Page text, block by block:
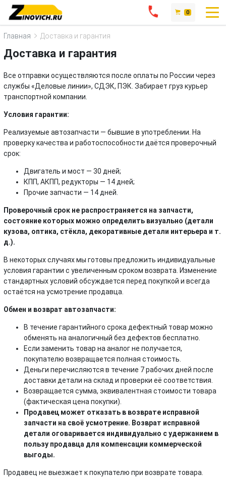
0
Главная Доставка и гарантия
Доставка и гарантия
Все отправки осуществляются после оплаты по России через
службы «Деловые линии», СДЭК, ПЭК. Забирает груз курьер
транспортной компании.
Условия гарантии:
Реализуемые автозапчасти — бывшие в употреблении. На
проверку качества и работоспособности даётся проверочный
срок:
Двигатель и мост — 30 дней;
КПП, АКПП, редукторы — 14 дней;
Прочие запчасти — 14 дней.
Проверочный срок не распространяется на запчасти,
состояние которых можно определить визуально (детали
кузова, оптика, стёкла, декоративные детали интерьера и т.
д.).
В некоторых случаях мы готовы предложить индивидуальные
условия гарантии с увеличенным сроком возврата. Изменение
стандартных условий обсуждается перед покупкой и всегда
остаётся на усмотрение продавца.
Обмен и возврат автозапчасти:
В течение гарантийного срока дефектный товар можно
обменять на аналогичный без дефектов бесплатно.
Если заменить товар на аналог не получается,
покупателю возвращается полная стоимость.
Деньги перечисляются в течение 7 рабочих дней после
доставки детали на склад и проверки её соответствия.
Возвращается сумма, эквивалентная стоимости товара
(фактическая цена покупки).
Продавец может отказать в возврате исправной
запчасти на своё усмотрение. Возврат исправной
детали оговаривается индивидуально с удержанием в
пользу продавца для компенсации коммерческой
выгоды.
Продавец не выезжает к покупателю при возврате товара.